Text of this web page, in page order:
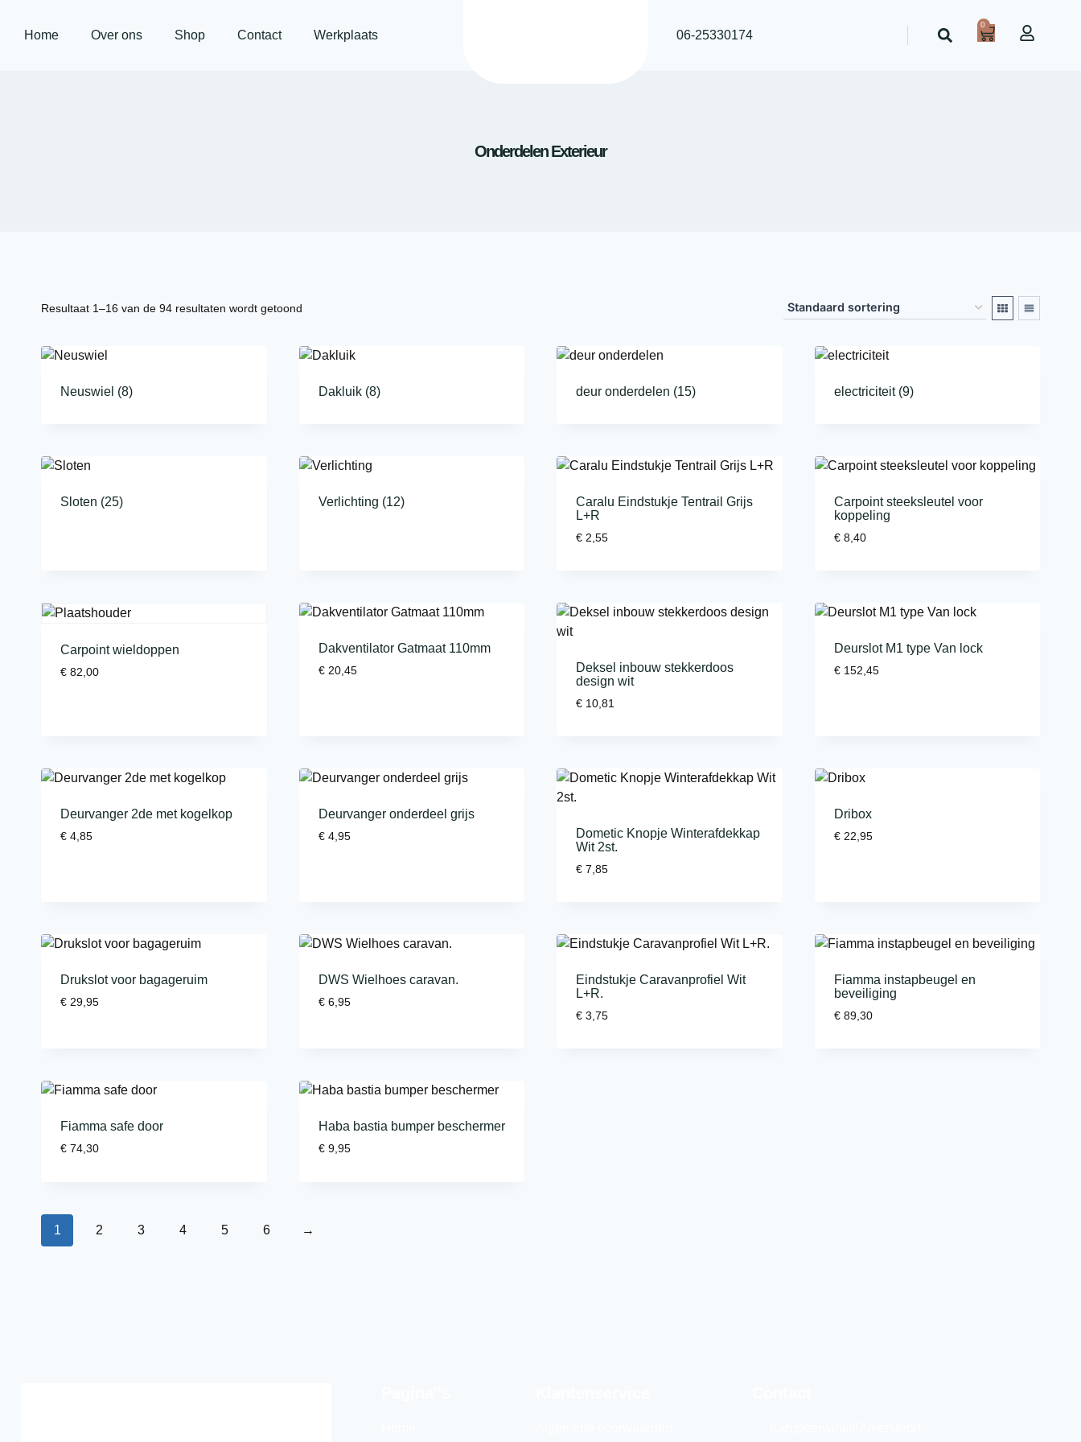
Home Over ons Shop Contact Werkplaats 06-25330174
0
Onderdelen Exterieur
Resultaat 1–16 van de 94 resultaten wordt getoond
Neuswiel (8) Dakluik (8) deur onderdelen (15) electriciteit (9)
Sloten (25) Verlichting (12)
Caralu Eindstukje Tentrail Grijs
L+R
€ 2,55
Carpoint steeksleutel voor
koppeling
€8,40
Carpoint wieldoppen
€ 82,00
Dakventilator Gatmaat 110mm
€20,45
Deksel inbouw stekkerdoos
design wit
€ 10,81
Deurslot M1 type Van lock
€152,45
Deurvanger 2de met kogelkop
€ 4,85
Deurvanger onderdeel grijs
€4,95
Dometic Knopje Winterafdekkap
Wit 2st.
€ 7,85
Dribox
€22,95
Drukslot voor bagageruim
€ 29,95
DWS Wielhoes caravan.
€6,95
Eindstukje Caravanprofiel Wit
L+R.
€ 3,75
Fiamma instapbeugel en
beveiliging
€89,30
Fiamma safe door
€ 74,30
Haba bastia bumper beschermer
€9,95
1 2 3 4 5 6 →